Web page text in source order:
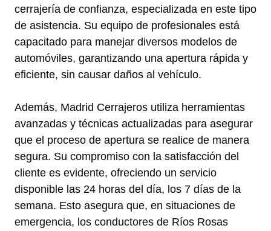
cerrajería de confianza, especializada en este tipo
de asistencia. Su equipo de profesionales está
capacitado para manejar diversos modelos de
automóviles, garantizando una apertura rápida y
eficiente, sin causar daños al vehículo.
Además, Madrid Cerrajeros utiliza herramientas
avanzadas y técnicas actualizadas para asegurar
que el proceso de apertura se realice de manera
segura. Su compromiso con la satisfacción del
cliente es evidente, ofreciendo un servicio
disponible las 24 horas del día, los 7 días de la
semana. Esto asegura que, en situaciones de
emergencia, los conductores de Ríos Rosas